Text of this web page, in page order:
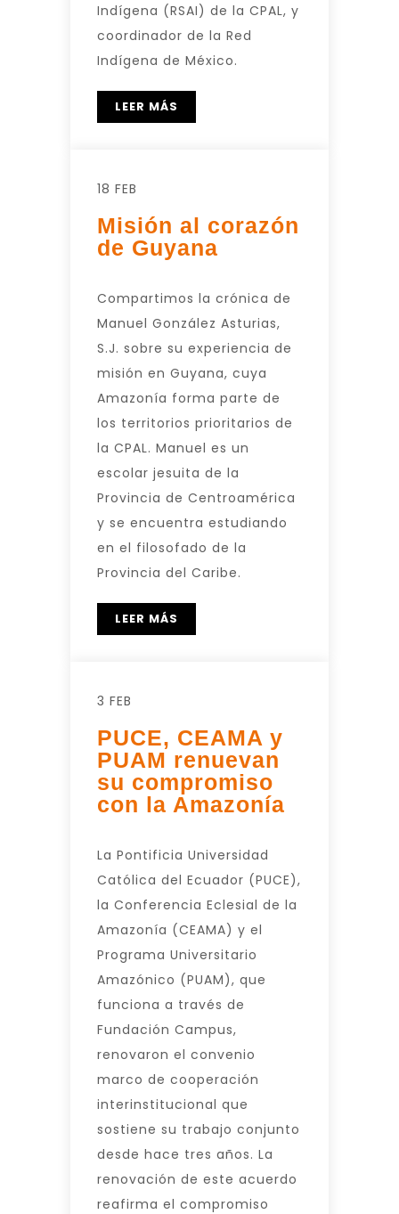
Indígena (RSAI) de la CPAL, y
coordinador de la Red
Indígena de México.
LEER MÁS
18 FEB
Misión al corazón
de Guyana
Compartimos la crónica de
Manuel González Asturias,
S.J. sobre su experiencia de
misión en Guyana, cuya
Amazonía forma parte de
los territorios prioritarios de
la CPAL. Manuel es un
escolar jesuita de la
Provincia de Centroamérica
y se encuentra estudiando
en el filosofado de la
Provincia del Caribe.
LEER MÁS
3 FEB
PUCE, CEAMA y
PUAM renuevan
su compromiso
con la Amazonía
La Pontificia Universidad
Católica del Ecuador (PUCE),
la Conferencia Eclesial de la
Amazonía (CEAMA) y el
Programa Universitario
Amazónico (PUAM), que
funciona a través de
Fundación Campus,
renovaron el convenio
marco de cooperación
interinstitucional que
sostiene su trabajo conjunto
desde hace tres años. La
renovación de este acuerdo
reafirma el compromiso